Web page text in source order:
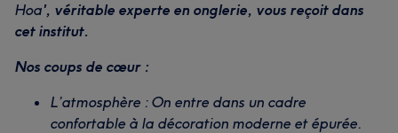
Hoa', véritable experte en onglerie, vous reçoit dans
cet institut.
Nos coups de cœur :
L’atmosphère : On entre dans un cadre
confortable à la décoration moderne et épurée.